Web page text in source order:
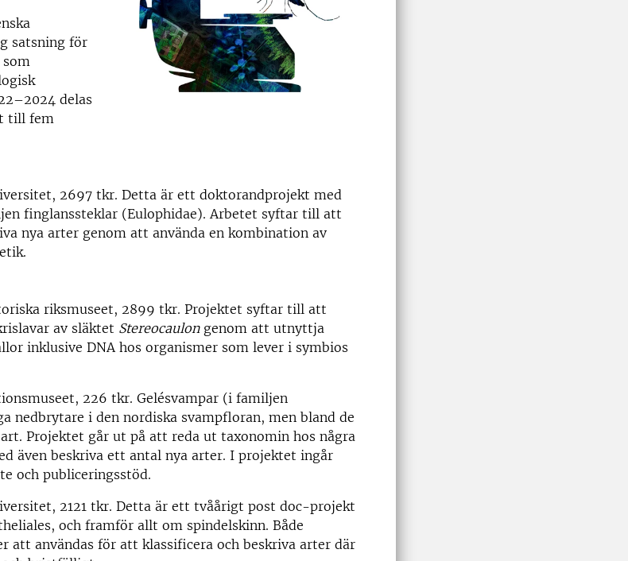
satsning för
delas
till fem
2697 tkr. Detta är ett doktorandprojekt med
finglanssteklar (Eulophidae). Arbetet syftar till att
nya arter genom att använda en kombination av
riksmuseet, 2899 tkr. Projektet syftar till att
av släktet Stereocaulongenom att utnyttja
inklusive DNA hos organismer som lever i symbios
226 tkr. Gelésvampar (i familjen
nedbrytare i den nordiska svampfloran, men bland de
Projektet går ut på att reda ut taxonomin hos några
även beskriva ett antal nya arter. I projektet ingår
och publiceringsstöd.
2121 tkr. Detta är ett tvåårigt post doc-projekt
och framför allt om spindelskinn. Både
att användas för att klassificera och beskriva arter där